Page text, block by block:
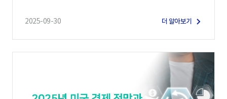
2025-09-30 더 알아보기